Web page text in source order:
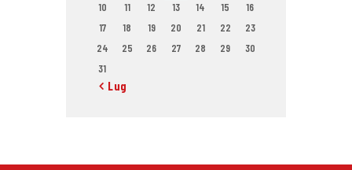
10
11 12 13 14 15
16
17
18 19 20 21 22
23
24
25 26 27 28 29
30
31
« Lug